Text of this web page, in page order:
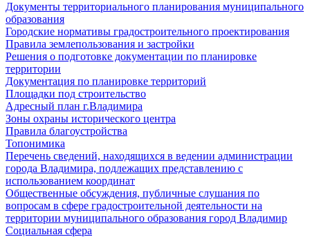
Документы территориального планирования муниципального
образования
Городские нормативы градостроительного проектирования
Правила землепользования и застройки
Решения о подготовке документации по планировке
территории
Документация по планировке территорий
Площадки под строительство
Адресный план г.Владимира
Зоны охраны исторического центра
Правила благоустройства
Топонимика
Перечень сведений, находящихся в ведении администрации
города Владимира, подлежащих представлению с
использованием координат
Общественные обсуждения, публичные слушания по
вопросам в сфере градостроительной деятельности на
территории муниципального образования город Владимир
Социальная сфера